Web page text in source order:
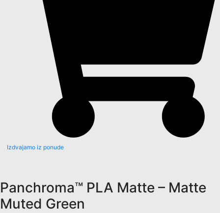
Izdvajamo iz ponude
Panchroma™ PLA Matte – Matte
Muted Green